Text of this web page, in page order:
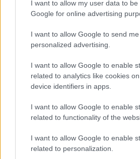
I want to allow my user data to be
Google for online advertising
I want to allow Google to send me
personalized advertising.
I want to allow Google to enable
related to analytics like cookies
device identifiers in apps.
I want to allow Google to enable
related to functionality of the
I want to allow Google to enable
related to personalization.
Μετά το τέλος της
προβολής,η αίθουσα γέμισε
Ακολούθησε συζήτηση με το
οποία συμμετείχαν ο
και οι πρωταγωνιστές.
που ακούω και βλέπω τους
Σας ευχαριστώ πολύ»